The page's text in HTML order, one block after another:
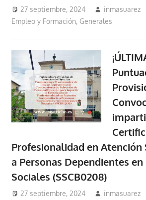
27 septiembre, 2024 inmasuarez
Empleo y Formación, Generales
Profesionalidad en Atención
a Personas Dependientes
Sociales (SSCB0208)
27 septiembre, 2024 inmasuarez